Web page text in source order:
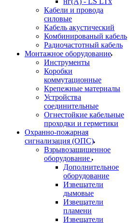
Кабели и провода
силовые
Кабель акустический
Комбинированый кабель
Радиочастотный кабель
Монтажное оборудование
Инструменты
Коробки
коммутационные
Крепежные материалы
Устройства
соединительные
Огнестойкие кабельные
проходки и герметики
Охранно-пожарная
сигнализация (ОПС)
Взрывозащищенное
оборудование
Дополнительное
оборудование
Извещатели
дымовые
Извещатели
пламени
Извещатели